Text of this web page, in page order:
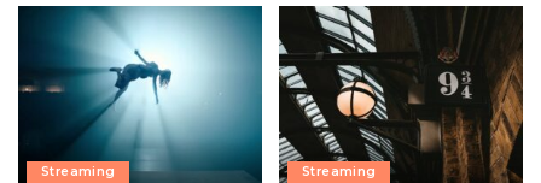
Streaming Streaming